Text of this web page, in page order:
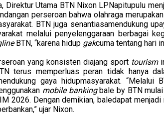
Direktur Utama BTN Nixon LPNapitupulu
perseroan bahwa olahraga
BTN juga senantiasamendukung
melalui penyelenggaraan berbagai
BTN, “karena hidup gakcuma tentang hari
yang konsisten diajang sport tourism
terus memperluas peran tidak hanya
gaya hidupmasyarakat. “Melalui
mobile banking bale by BTN
2026. Dengan demikian, baledapat
ujar Nixon.